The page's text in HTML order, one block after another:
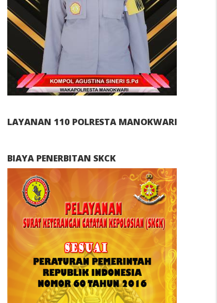
LAYANAN 110 POLRESTA MANOKWARI
BIAYA PENERBITAN SKCK